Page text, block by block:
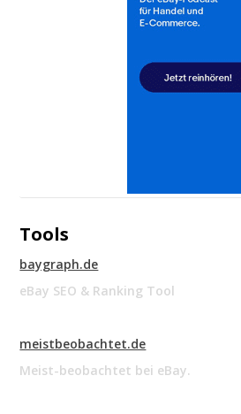
Tools
baygraph.de
eBay SEO & Ranking Tool
meistbeobachtet.de
Meist-beobachtet bei eBay.